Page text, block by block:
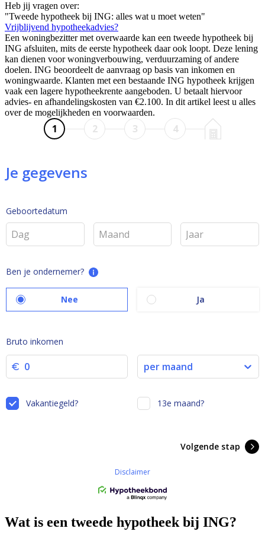
Heb jij vragen over:
"Tweede hypotheek bij ING: alles wat u moet weten"
Vrijblijvend hypotheekadvies?
Een woningbezitter met overwaarde kan een tweede hypotheek bij
ING afsluiten, mits de eerste hypotheek daar ook loopt. Deze lening
kan dienen voor woningverbouwing, verduurzaming of andere
doelen. ING beoordeelt de aanvraag op basis van inkomen en
woningwaarde. Klanten met een bestaande ING hypotheek krijgen
vaak een lagere hypotheekrente aangeboden. U betaalt hiervoor
advies- en afhandelingskosten van €2.100. In dit artikel leest u alles
over de mogelijkheden en voorwaarden.
Wat is een tweede hypotheek bij ING?